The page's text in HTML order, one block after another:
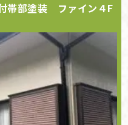
部塗装 ファイン４F